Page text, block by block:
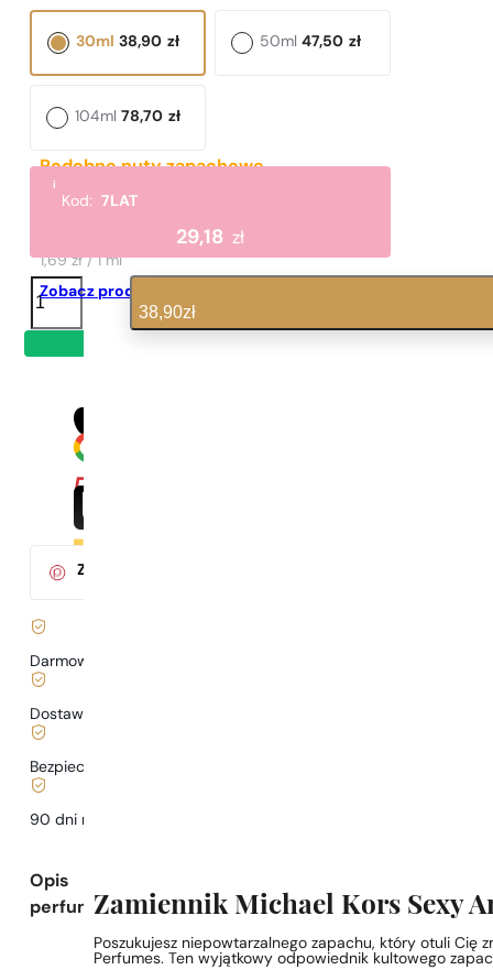
Podobne nuty zapachowe
Active Bodies
1,69 zł / 1 ml
Zobacz produkt
38,90 zł
30ml 47,50 zł
50ml
78,70 zł
104ml
i
Kod:7LAT
29,18 zł
ilość
N°
142
38,90zł
Za zakup tego produktu
Darmowa dostawa już
Dostawa już
Bezpieczne zakupy i płatności
90 dni na
Opis
perfum Zamiennik Michael Kors Sexy
Poszukujesz niepowtarzalnego zapachu, który otuli Cię
Perfumes. Ten wyjątkowy odpowiednik kultowego